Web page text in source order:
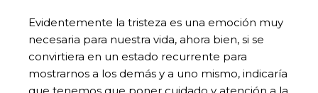
Evidentemente la tristeza es una emoción muy
necesaria para nuestra vida, ahora bien, si se
convirtiera en un estado recurrente para
mostrarnos a los demás y a uno mismo, indicaría